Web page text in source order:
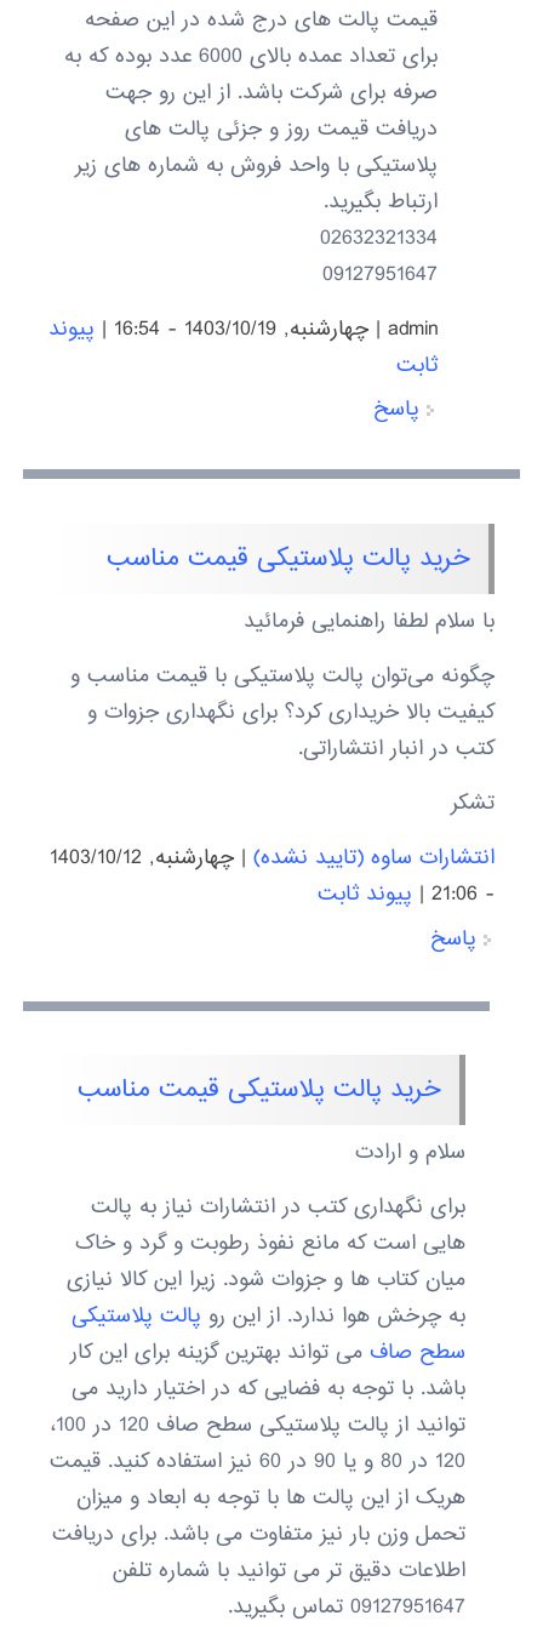
قیمت پالت های درج شده در این صفحه
برای تعداد عمده بالای 6000 عدد بوده که به
صرفه برای شرکت باشد. از این رو جهت
دریافت قیمت روز و جزئی پالت های
پلاستیکی با واحد فروش به شماره های زیر
ارتباط بگیرید.
02632321334
09127951647
admin
|چهارشنبه, 1403/10/19 - 16:54 | پیوند
ثابت
پاسخ
خرید پالت پلاستیکی قیمت مناسب
با سلام لطفا راهنمایی فرمائید
چگونه می‌توان پالت پلاستیکی با قیمت مناسب و
کیفیت بالا خریداری کرد؟ برای نگهداری جزوات و
کتب در انبار انتشاراتی.
تشکر
انتشارات ساوه (تایید نشده)|
چهارشنبه, 1403/10/12
- 21:06
| پیوند ثابت
پاسخ
خرید پالت پلاستیکی قیمت مناسب
سلام و ارادت
برای نگهداری کتب در انتشارات نیاز به پالت
هایی است که مانع نفوذ رطوبت و گرد و خاک
میان کتاب ها و جزوات شود. زیرا این کالا نیازی
به چرخش هوا ندارد. از این رو پالت پلاستیکی
سطح صافمی تواند بهترین گزینه برای این کار
باشد. با توجه به فضایی که در اختیار دارید می
توانید از پالت پلاستیکی سطح صاف 120 در 100،
120 در 80 و یا 90 در 60 نیز استفاده کنید. قیمت
هریک از این پالت ها با توجه به ابعاد و میزان
تحمل وزن بار نیز متفاوت می باشد. برای دریافت
اطلاعات دقیق تر می توانید با شماره تلفن
09127951647 تماس بگیرید.